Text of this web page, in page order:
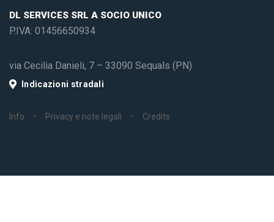
DL SERVICES SRL A SOCIO UNICO
P.IVA: 01456650934
via Cecilia Danieli, 7 – 33090 Sequals (PN)
Indicazioni stradali
Info Privacy e note legali Credits